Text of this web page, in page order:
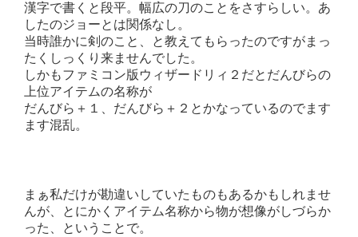
漢字で書くと段平。幅広の刀のことをさすらしい。あ
したのジョーとは関係なし。
当時誰かに剣のこと、と教えてもらったのですがまっ
たくしっくり来ませんでした。
しかもファミコン版ウィザードリィ２だとだんびらの
上位アイテムの名称が
だんびら＋１、だんびら＋２とかなっているのでます
ます混乱。
まぁ私だけが勘違いしていたものもあるかもしれませ
んが、とにかくアイテム名称から物が想像がしづらか
った、ということで。